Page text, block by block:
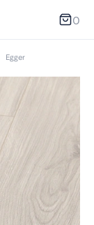
0
Egger